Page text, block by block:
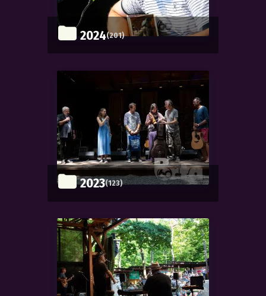
2024(201)
2023(123)